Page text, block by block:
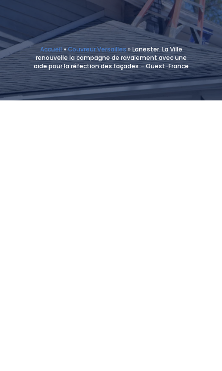
Accueil»Couvreur Versailles»Lanester. La Ville
renouvelle la campagne de ravalement avec une
aide pour la réfection des façades – Ouest-France